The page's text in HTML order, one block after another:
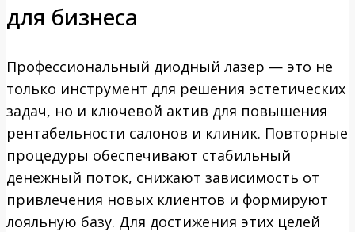
для бизнеса
Профессиональный диодный лазер — это не
только инструмент для решения эстетических
задач, но и ключевой актив для повышения
рентабельности салонов и клиник. Повторные
процедуры обеспечивают стабильный
денежный поток, снижают зависимость от
привлечения новых клиентов и формируют
лояльную базу. Для достижения этих целей